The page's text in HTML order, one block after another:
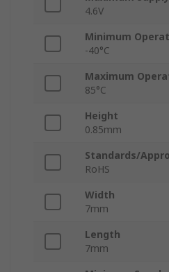
4.6V
Minimum
-40°C
Maximum
85°C
Height
0.85mm
Standards/
RoHS
Width
7mm
Length
7mm